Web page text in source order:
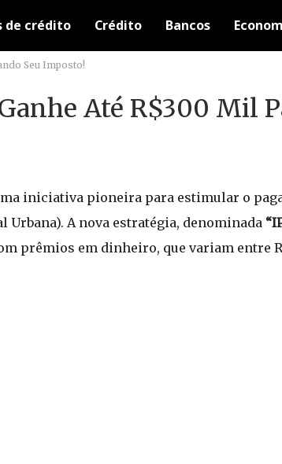
de crédito Crédito Bancos
Seu Imposto!
Até R$300 Mil
iniciativa pioneira para estimular o
A nova estratégia, denominada
prêmios em dinheiro, que variam entre